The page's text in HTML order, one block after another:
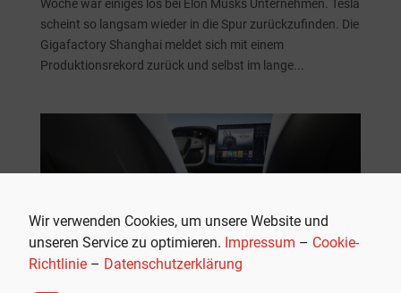
Wir verwenden Cookies, um unsere Website und
unseren Service zu optimieren. Impressum – Cookie-
Richtlinie – Datenschutzerklärung
Woche war einiges los bei Elon Musks Unternehmen. Tesla
scheint so langsam wieder in die Spur zurückzufinden. Die
Gigafactory Shanghai meldet sich mit einem
Produktionsrekord zurück und selbst im lange...